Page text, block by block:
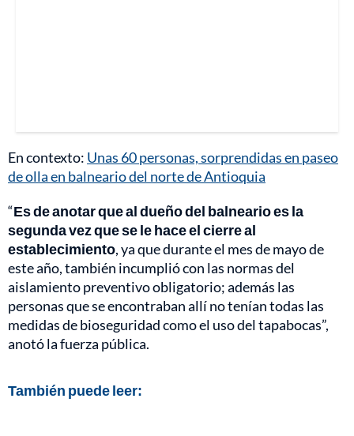
En contexto: Unas 60 personas, sorprendidas en paseo
de olla en balneario del norte de Antioquia
“Es de anotar que al dueño del balneario es la
segunda vez que se le hace el cierre al
establecimiento, ya que durante el mes de mayo de
este año, también incumplió con las normas del
aislamiento preventivo obligatorio; además las
personas que se encontraban allí no tenían todas las
medidas de bioseguridad como el uso del tapabocas”,
anotó la fuerza pública.
También puede leer: